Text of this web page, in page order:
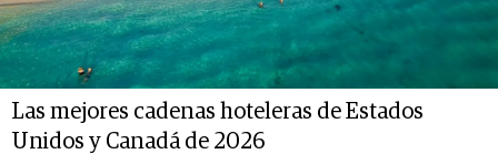
Las mejores cadenas hoteleras de Estados
Unidos y Canadá de 2026